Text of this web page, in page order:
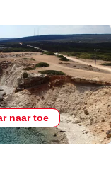
naar toe